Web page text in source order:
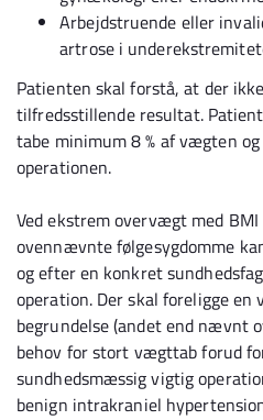
Arbejdstruende eller
artrose i
Patienten skal forstå, at der
tilfredsstillende resultat.
tabe minimum 8 % af vægten
operationen.
Ved ekstrem overvægt med
ovennævnte følgesygdomme
og efter en konkret
operation. Der skal foreligge
begrundelse (andet end nævnt
behov for stort vægttab forud
sundhedsmæssig vigtig
benign intrakraniel